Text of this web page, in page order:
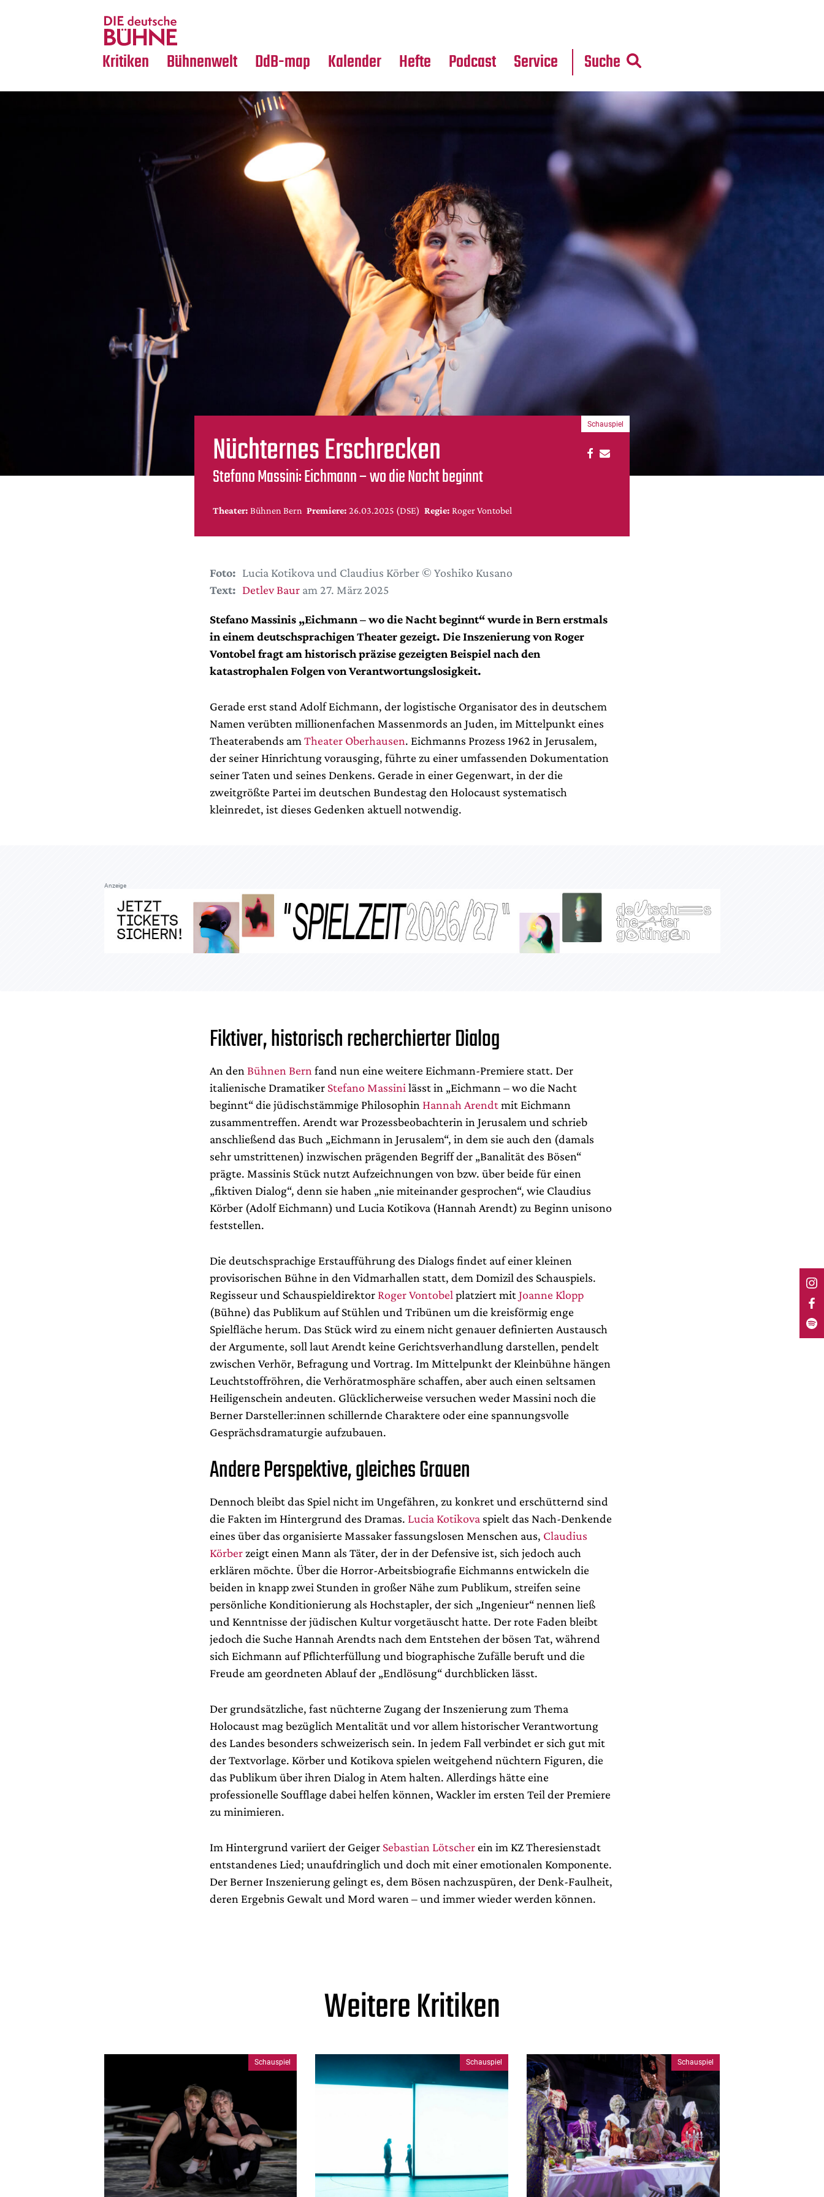
Kritiken
Crossover
Bühnenwelt
Medientipps
DdB-map Kalender Hefte Podcast Service Suche
Nüchternes Erschrecken
Stefano Massini: Eichmann – wo die Nacht beginnt
Theater: Bühnen Bern Premiere: 26.03.2025 (DSE) Regie: Roger Vontobel
Schauspiel
Foto: Lucia Kotikova und Claudius Körber © Yoshiko Kusano
Text: Detlev Bauram 27. März 2025
Stefano Massinis „Eichmann – wo die Nacht beginnt“ wurde in Bern erstmals
in einem deutschsprachigen Theater gezeigt. Die Inszenierung von Roger
Vontobel fragt am historisch präzise gezeigten Beispiel nach den
katastrophalen Folgen von Verantwortungslosigkeit.
Gerade erst stand Adolf Eichmann, der logistische Organisator des in deutschem
Namen verübten millionenfachen Massenmords an Juden, im Mittelpunkt eines
Theaterabends am Theater Oberhausen. Eichmanns Prozess 1962 in Jerusalem,
der seiner Hinrichtung vorausging, führte zu einer umfassenden Dokumentation
seiner Taten und seines Denkens. Gerade in einer Gegenwart, in der die
zweitgrößte Partei im deutschen Bundestag den Holocaust systematisch
kleinredet, ist dieses Gedenken aktuell notwendig.
Anzeige
Fiktiver, historisch recherchierter Dialog
An den Bühnen Bern fand nun eine weitere Eichmann-Premiere statt. Der
italienische Dramatiker Stefano Massini lässt in „Eichmann – wo die Nacht
beginnt“ die jüdischstämmige Philosophin Hannah Arendtmit Eichmann
zusammentreffen. Arendt war Prozessbeobachterin in Jerusalem und schrieb
anschließend das Buch „Eichmann in Jerusalem“, in dem sie auch den (damals
sehr umstrittenen) inzwischen prägenden Begriff der „Banalität des Bösen“
prägte. Massinis Stück nutzt Aufzeichnungen von bzw. über beide für einen
„fiktiven Dialog“, denn sie haben „nie miteinander gesprochen“, wie Claudius
Körber (Adolf Eichmann) und Lucia Kotikova (Hannah Arendt) zu Beginn unisono
feststellen.
Die deutschsprachige Erstaufführung des Dialogs findet auf einer kleinen
provisorischen Bühne in den Vidmarhallen statt, dem Domizil des Schauspiels.
Regisseur und Schauspieldirektor Roger Vontobel platziert mit Joanne Klopp
(Bühne) das Publikum auf Stühlen und Tribünen um die kreisförmig enge
Spielfläche herum. Das Stück wird zu einem nicht genauer definierten Austausch
der Argumente, soll laut Arendt keine Gerichtsverhandlung darstellen, pendelt
zwischen Verhör, Befragung und Vortrag. Im Mittelpunkt der Kleinbühne hängen
Leuchtstoffröhren, die Verhöratmosphäre schaffen, aber auch einen seltsamen
Heiligenschein andeuten. Glücklicherweise versuchen weder Massini noch die
Berner Darsteller:innen schillernde Charaktere oder eine spannungsvolle
Gesprächsdramaturgie aufzubauen.
Andere Perspektive, gleiches Grauen
Dennoch bleibt das Spiel nicht im Ungefähren, zu konkret und erschütternd sind
die Fakten im Hintergrund des Dramas. Lucia Kotikova spielt das Nach-Denkende
eines über das organisierte Massaker fassungslosen Menschen aus, Claudius
Körberzeigt einen Mann als Täter, der in der Defensive ist, sich jedoch auch
erklären möchte. Über die Horror-Arbeitsbiografie Eichmanns entwickeln die
beiden in knapp zwei Stunden in großer Nähe zum Publikum, streifen seine
persönliche Konditionierung als Hochstapler, der sich „Ingenieur“ nennen ließ
und Kenntnisse der jüdischen Kultur vorgetäuscht hatte. Der rote Faden bleibt
jedoch die Suche Hannah Arendts nach dem Entstehen der bösen Tat, während
sich Eichmann auf Pflichterfüllung und biographische Zufälle beruft und die
Freude am geordneten Ablauf der „Endlösung“ durchblicken lässt.
Der grundsätzliche, fast nüchterne Zugang der Inszenierung zum Thema
Holocaust mag bezüglich Mentalität und vor allem historischer Verantwortung
des Landes besonders schweizerisch sein. In jedem Fall verbindet er sich gut mit
der Textvorlage. Körber und Kotikova spielen weitgehend nüchtern Figuren, die
das Publikum über ihren Dialog in Atem halten. Allerdings hätte eine
professionelle Soufflage dabei helfen können, Wackler im ersten Teil der Premiere
zu minimieren.
Im Hintergrund variiert der Geiger Sebastian Lötscherein im KZ Theresienstadt
entstandenes Lied; unaufdringlich und doch mit einer emotionalen Komponente.
Der Berner Inszenierung gelingt es, dem Bösen nachzuspüren, der Denk-Faulheit,
deren Ergebnis Gewalt und Mord waren – und immer wieder werden können.
Weitere Kritiken
Schauspiel Schauspiel Schauspiel